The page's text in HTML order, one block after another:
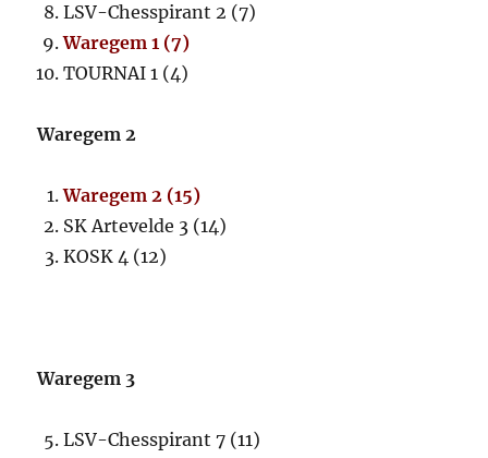
LSV-Chesspirant 2 (7)
Waregem 1 (7)
TOURNAI 1 (4)
Waregem 2
Waregem 2 (15)
SK Artevelde 3 (14)
KOSK 4 (12)
Waregem 3
LSV-Chesspirant 7 (11)